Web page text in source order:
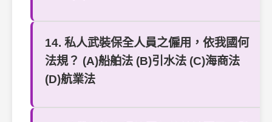
14. 私人武裝保全人員之僱用，依我國何
法規？ (A)船舶法 (B)引水法 (C)海商法
(D)航業法